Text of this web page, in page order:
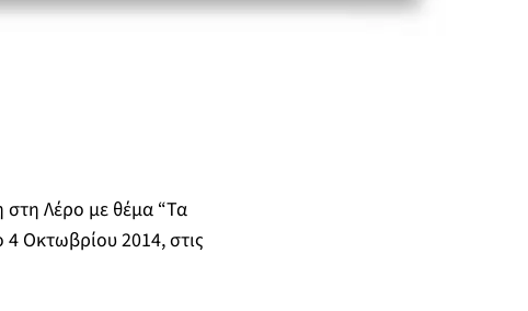
Λέρο με θέμα “Τα
4 Οκτωβρίου 2014, στις